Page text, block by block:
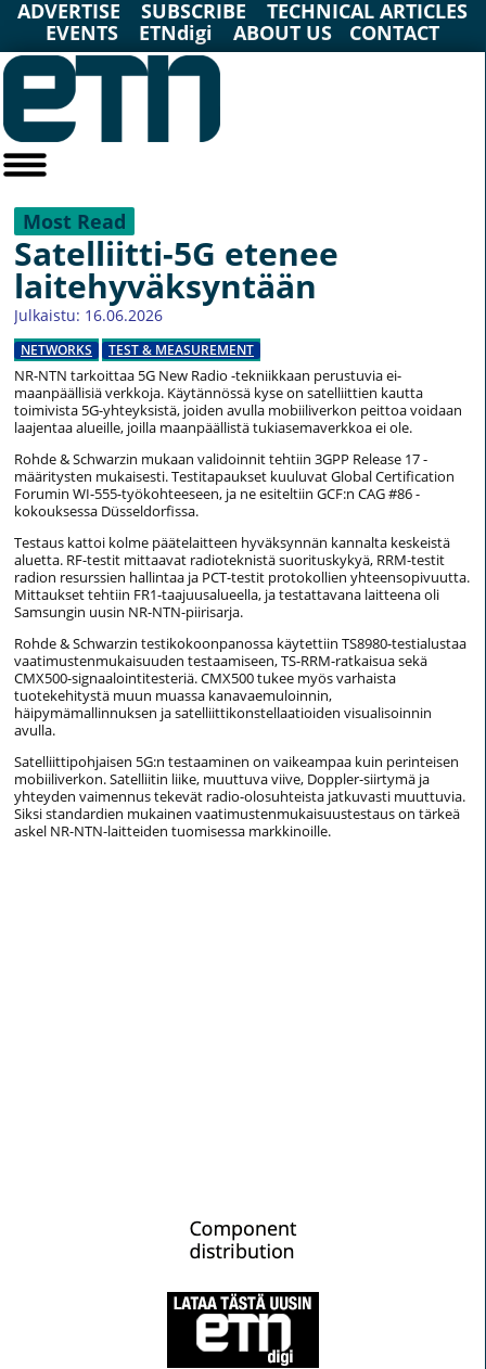
ADVERTISE SUBSCRIBE
TECHNICAL ARTICLES
EVENTS
ETNdigi ABOUT US CONTACT
Most Read
Satelliitti-5G etenee
laitehyväksyntään
Julkaistu: 16.06.2026
NETWORKS TEST & MEASUREMENT
NR-NTN tarkoittaa 5G New Radio -tekniikkaan perustuvia ei-
maanpäällisiä verkkoja. Käytännössä kyse on satelliittien kautta
toimivista 5G-yhteyksistä, joiden avulla mobiiliverkon peittoa voidaan
laajentaa alueille, joilla maanpäällistä tukiasemaverkkoa ei ole.
Rohde & Schwarzin mukaan validoinnit tehtiin 3GPP Release 17 -
määritysten mukaisesti. Testitapaukset kuuluvat Global Certification
Forumin WI-555-työkohteeseen, ja ne esiteltiin GCF:n CAG #86 -
kokouksessa Düsseldorfissa.
Testaus kattoi kolme päätelaitteen hyväksynnän kannalta keskeistä
aluetta. RF-testit mittaavat radioteknistä suorituskykyä, RRM-testit
radion resurssien hallintaa ja PCT-testit protokollien yhteensopivuutta.
Mittaukset tehtiin FR1-taajuusalueella, ja testattavana laitteena oli
Samsungin uusin NR-NTN-piirisarja.
Rohde & Schwarzin testikokoonpanossa käytettiin TS8980-testialustaa
vaatimustenmukaisuuden testaamiseen, TS-RRM-ratkaisua sekä
CMX500-signaalointitesteriä. CMX500 tukee myös varhaista
tuotekehitystä muun muassa kanavaemuloinnin,
häipymämallinnuksen ja satelliittikonstellaatioiden visualisoinnin
avulla.
Satelliittipohjaisen 5G:n testaaminen on vaikeampaa kuin perinteisen
mobiiliverkon. Satelliitin liike, muuttuva viive, Doppler-siirtymä ja
yhteyden vaimennus tekevät radio-olosuhteista jatkuvasti muuttuvia.
Siksi standardien mukainen vaatimustenmukaisuustestaus on tärkeä
askel NR-NTN-laitteiden tuomisessa markkinoille.